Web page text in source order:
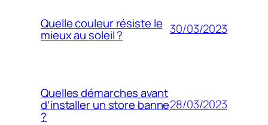
Quelle couleur résiste le
mieux au soleil ? 30/03/2023
Quelles démarches avant
d’installer un store banne
?
28/03/2023